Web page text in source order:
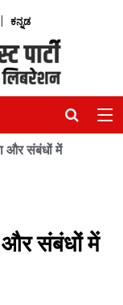
| ಕನ್ನಡ
और संबंधों में
और संबंधों में